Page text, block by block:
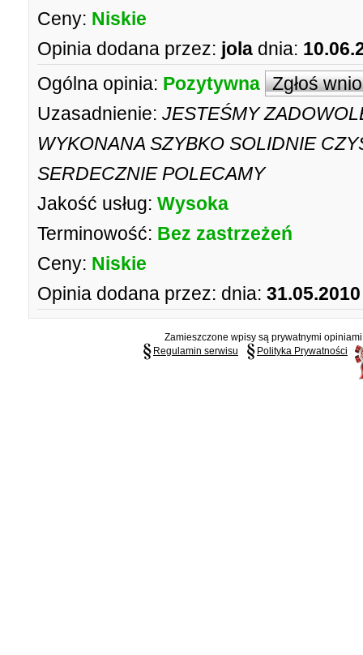
Ceny: Niskie
Opinia dodana przez: jola dnia:
Ogólna opinia: Pozytywna Zgłoś
Uzasadnienie: JESTEŚMY
WYKONANA SZYBKO SOLIDNIE
SERDECZNIE POLECAMY
Jakość usług: Wysoka
Terminowość: Bez zastrzeżeń
Ceny: Niskie
Opinia dodana przez: dnia:
Zamieszczone wpisy są prywatnymi
Regulamin serwisu
Polityka Prywatności